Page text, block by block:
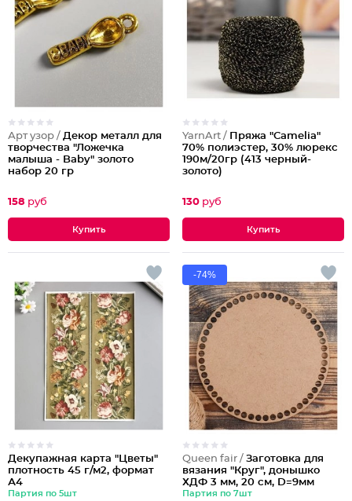
Арт узор / Декор металл для
творчества "Ложечка
малыша - Baby" золото
набор 20 гр
158 руб
YarnArt / Пряжа "Camelia"
70% полиэстер, 30% люрекс
190м/20гр (413 черный-
золото)
130 руб
Декупажная карта "Цветы"
плотность 45 г/м2, формат
А4
Партия по 5шт
-74%
Queen fair / Заготовка для
вязания "Круг", донышко
ХДФ 3 мм, 20 см, D=9мм
Партия по 7шт